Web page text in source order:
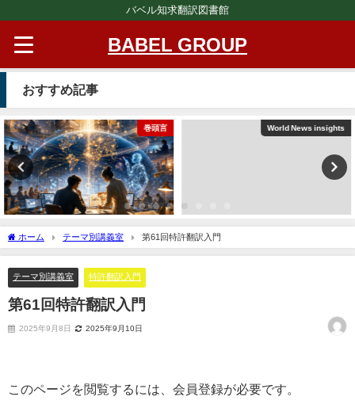
バベル知求翻訳図書館
BABEL GROUP
おすすめ記事
巻頭言 World News insights
ホーム テーマ別講義室 第61回特許翻訳入門
テーマ別講義室 特許翻訳入門
第61回特許翻訳入門
2025年9月8日 2025年9月10日
このページを閲覧するには、会員登録が必要です。